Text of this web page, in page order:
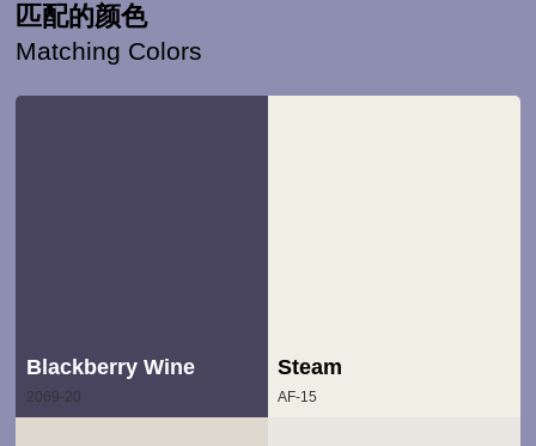
匹配的颜色
Matching Colors
Blackberry Wine
2069-20
Steam
AF-15